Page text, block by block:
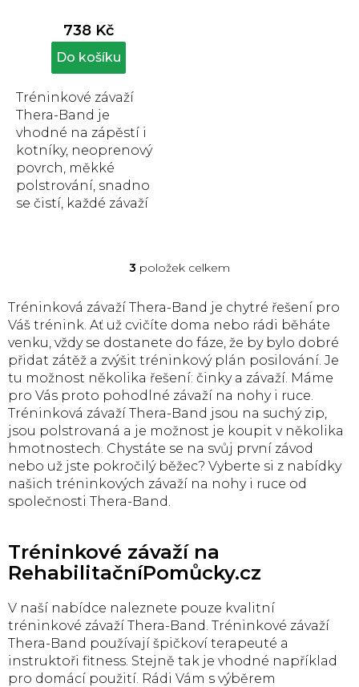
produktu
je
5,0
hvězdiček.
738 Kč
Do košíku
Tréninkové závaží
Thera-Band je
vhodné na zápěstí i
kotníky, neoprenový
povrch, měkké
polstrování, snadno
se čistí, každé závaží
O
l
á
d
a
c
í
p
r
v
k
y
v
ý
u
3 položek celkem
Tréninková závaží Thera-Band je chytré řešení pro
Váš trénink. Ať už cvičíte doma nebo rádi běháte
venku, vždy se dostanete do fáze, že by bylo dobré
přidat zátěž a zvýšit tréninkový plán posilování. Je
tu možnost několika řešení: činky a závaží. Máme
pro Vás proto pohodlné závaží na nohy i ruce.
Tréninková závaží Thera-Band jsou na suchý zip,
jsou polstrovaná a je možnost je koupit v několika
hmotnostech. Chystáte se na svůj první závod
nebo už jste pokročilý běžec? Vyberte si z nabídky
našich tréninkových závaží na nohy i ruce od
společnosti Thera-Band.
Tréninkové závaží na
RehabilitačníPomůcky.cz
V naší nabídce naleznete pouze kvalitní
tréninkové závaží Thera-Band. Tréninkové závaží
Thera-Band používají špičkoví terapeuté a
instruktoři fitness. Stejně tak je vhodné například
pro domácí použití. Rádi Vám s výběrem